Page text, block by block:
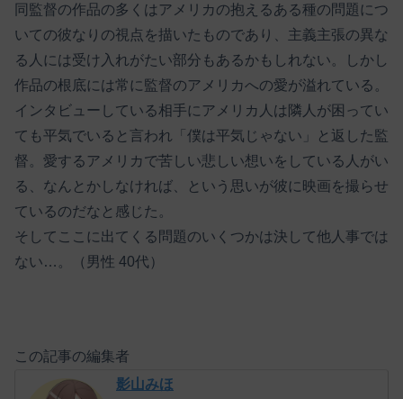
同監督の作品の多くはアメリカの抱えるある種の問題につ
いての彼なりの視点を描いたものであり、主義主張の異な
る人には受け入れがたい部分もあるかもしれない。しかし
作品の根底には常に監督のアメリカへの愛が溢れている。
インタビューしている相手にアメリカ人は隣人が困ってい
ても平気でいると言われ「僕は平気じゃない」と返した監
督。愛するアメリカで苦しい悲しい想いをしている人がい
る、なんとかしなければ、という思いが彼に映画を撮らせ
ているのだなと感じた。
そしてここに出てくる問題のいくつかは決して他人事では
ない…。（男性 40代）
この記事の編集者
影山みほ